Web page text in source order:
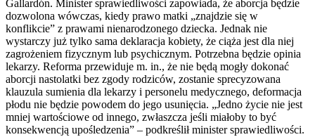
Gallardón. Minister sprawiedliwości zapowiada, że aborcja będzie
dozwolona wówczas, kiedy prawo matki „znajdzie się w
konflikcie” z prawami nienarodzonego dziecka. Jednak nie
wystarczy już tylko sama deklaracja kobiety, że ciąża jest dla niej
zagrożeniem fizycznym lub psychicznym. Potrzebna będzie opinia
lekarzy. Reforma przewiduje m. in., że nie będą mogły dokonać
aborcji nastolatki bez zgody rodziców, zostanie sprecyzowana
klauzula sumienia dla lekarzy i personelu medycznego, deformacja
płodu nie będzie powodem do jego usunięcia. „Jedno życie nie jest
mniej wartościowe od innego, zwłaszcza jeśli miałoby to być
konsekwencją upośledzenia” – podkreślił minister sprawiedliwości.